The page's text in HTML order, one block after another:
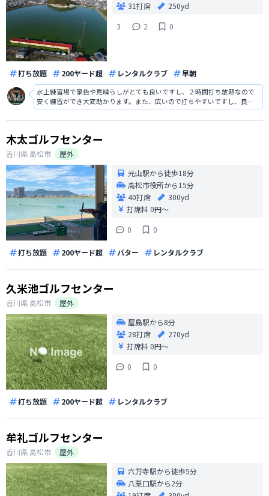
31打席
250yd
3
2 0
打ち放題 200ヤード超 レンタルクラブ 早朝
水上練習場で景色や見晴らしがとても良いですし、２時間打ち放題なので
安く練習ができ大変助かります。また、広いので打ちやすいですし、良い
ロケーションの中で爽快に練習をできる場所で、とても快適な時間を過ご
す事が出来ました。
木太ゴルフセンター
香川県 高松市
屋外
元山駅から徒歩18分
高松市役所から15分
40打席
300yd
打席料0円〜
0
0
打ち放題 200ヤード超 パター レンタルクラブ
久米池ゴルフセンター
香川県 高松市
屋外
屋島駅から8分
28打席
270yd
打席料0円〜
0
0
打ち放題 200ヤード超 レンタルクラブ
牟礼ゴルフセンター
香川県 高松市
屋外
六万寺駅から徒歩5分
八栗口駅から2分